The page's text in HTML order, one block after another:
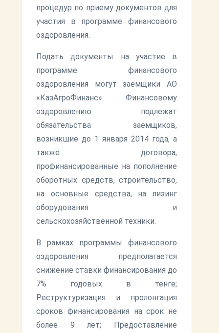
процедур по приему документов для
участия в программе финансового
оздоровления.
Подать документы на участие в
программе финансового
оздоровления могут заемщики АО
«КазАгроФинанс». Финансовому
оздоровлению подлежат
обязательства заемщиков,
возникшие до 1 января 2014 года, а
также договора,
профинансированные на пополнение
оборотных средств, строительство,
на основные средства, на лизинг
оборудования и
сельскохозяйственной техники.
В рамках программы финансового
оздоровления предполагается
снижение ставки финансирования до
7% годовых в тенге;
Реструктуризация и пролонгация
сроков финансирования на срок не
более 9 лет; Предоставление